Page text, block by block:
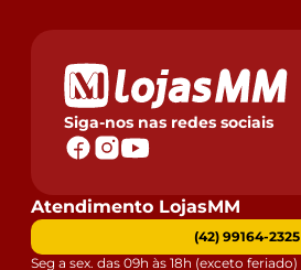
Siga-nos nas redes sociais
Atendimento LojasMM
(42) 99164-2325
Seg a sex. das 09h às 18h (exceto feriado)